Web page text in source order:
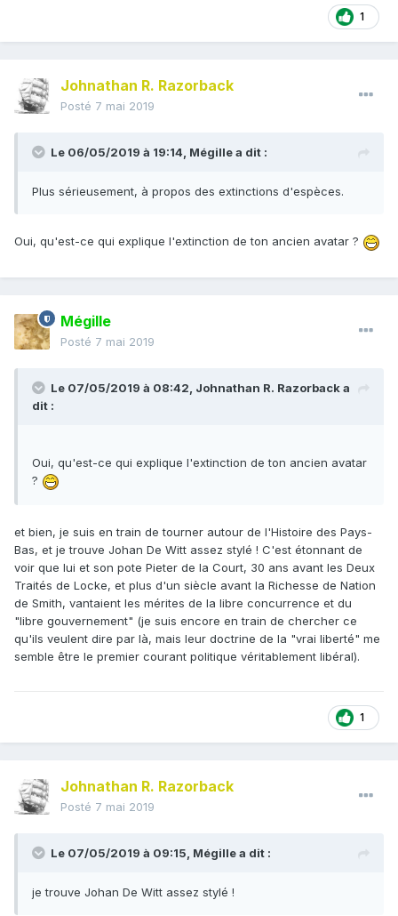
1
Johnathan R. Razorback
Posté 7 mai 2019
Le 06/05/2019 à 19:14, Mégillea dit :
Plus sérieusement, à propos des extinctions d'espèces.
Oui, qu'est-ce qui explique l'extinction de ton ancien avatar ?
Mégille
Posté 7 mai 2019
Le 07/05/2019 à 08:42, Johnathan R. Razorbacka
dit :
Oui, qu'est-ce qui explique l'extinction de ton ancien avatar
?
et bien, je suis en train de tourner autour de l'Histoire des Pays-
Bas, et je trouve Johan De Witt assez stylé ! C'est étonnant de
voir que lui et son pote Pieter de la Court, 30 ans avant les Deux
Traités de Locke, et plus d'un siècle avant la Richesse de Nation
de Smith, vantaient les mérites de la libre concurrence et du
"libre gouvernement" (je suis encore en train de chercher ce
qu'ils veulent dire par là, mais leur doctrine de la "vrai liberté" me
semble être le premier courant politique véritablement libéral).
1
Johnathan R. Razorback
Posté 7 mai 2019
Le 07/05/2019 à 09:15, Mégillea dit :
je trouve Johan De Witt assez stylé !